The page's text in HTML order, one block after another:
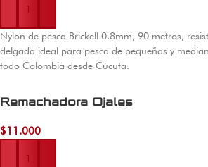
Nylon de pesca Brickell 0.8mm, 90 metros,
delgada ideal para pesca de pequeñas y
todo Colombia desde Cúcuta.
Remachadora Ojales
$11.000
Añadir al carrito